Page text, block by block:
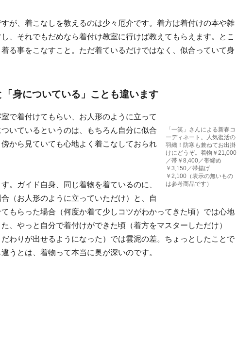
が、着こなしを教えるのは少々厄介です。着方は着付けの本や雑
、それでもだめなら着付け教室に行けば教えてもらえます。とこ
る事をこなすこと。ただ着ているだけではなく、似合っていて身
身についている」ことも違います
「一笑」さんによる新春コ
ーディネート。人気復活の
羽織！防寒も兼ねてお出掛
けにどうぞ。着物￥21,000
／帯￥8,400／帯締め
￥3,150／帯揚げ
￥2,100（表示の無いもの
は参考商品です）
で着付けてもらい、お人形のように立って
いているというのは、もちろん自分に似合
から見ていても心地よく着こなしておられ
。ガイド自身、同じ着物を着ているのに、
（お人形のように立っていただけ）と、自
もらった場合（何度か着て少しコツがわかってきた頃）では心地
、やっと自分で着付けができた頃（着方をマスターしただけ）
わりが出せるようになった）では雲泥の差。ちょっとしたことで
うとは、着物って本当に奥が深いのです。